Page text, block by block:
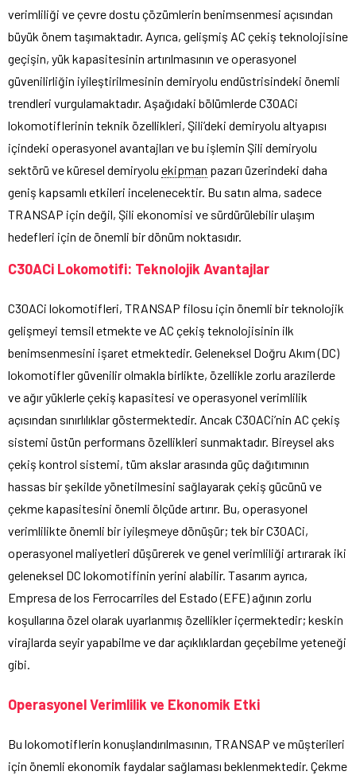
verimliliği ve çevre dostu çözümlerin benimsenmesi açısından
büyük önem taşımaktadır. Ayrıca, gelişmiş AC çekiş teknolojisine
geçişin, yük kapasitesinin artırılmasının ve operasyonel
güvenilirliğin iyileştirilmesinin demiryolu endüstrisindeki önemli
trendleri vurgulamaktadır. Aşağıdaki bölümlerde C30ACi
lokomotiflerinin teknik özellikleri, Şili’deki demiryolu altyapısı
içindeki operasyonel avantajları ve bu işlemin Şili demiryolu
sektörü ve küresel demiryolu ekipman pazarı üzerindeki daha
geniş kapsamlı etkileri incelenecektir. Bu satın alma, sadece
TRANSAP için değil, Şili ekonomisi ve sürdürülebilir ulaşım
hedefleri için de önemli bir dönüm noktasıdır.
C30ACi Lokomotifi: Teknolojik Avantajlar
C30ACi lokomotifleri, TRANSAP filosu için önemli bir teknolojik
gelişmeyi temsil etmekte ve AC çekiş teknolojisinin ilk
benimsenmesini işaret etmektedir. Geleneksel Doğru Akım (DC)
lokomotifler güvenilir olmakla birlikte, özellikle zorlu arazilerde
ve ağır yüklerle çekiş kapasitesi ve operasyonel verimlilik
açısından sınırlılıklar göstermektedir. Ancak C30ACi’nin AC çekiş
sistemi üstün performans özellikleri sunmaktadır. Bireysel aks
çekiş kontrol sistemi, tüm akslar arasında güç dağıtımının
hassas bir şekilde yönetilmesini sağlayarak çekiş gücünü ve
çekme kapasitesini önemli ölçüde artırır. Bu, operasyonel
verimlilikte önemli bir iyileşmeye dönüşür; tek bir C30ACi,
operasyonel maliyetleri düşürerek ve genel verimliliği artırarak iki
geleneksel DC lokomotifinin yerini alabilir. Tasarım ayrıca,
Empresa de los Ferrocarriles del Estado (EFE) ağının zorlu
koşullarına özel olarak uyarlanmış özellikler içermektedir; keskin
virajlarda seyir yapabilme ve dar açıklıklardan geçebilme yeteneği
gibi.
Operasyonel Verimlilik ve Ekonomik Etki
Bu lokomotiflerin konuşlandırılmasının, TRANSAP ve müşterileri
için önemli ekonomik faydalar sağlaması beklenmektedir. Çekme